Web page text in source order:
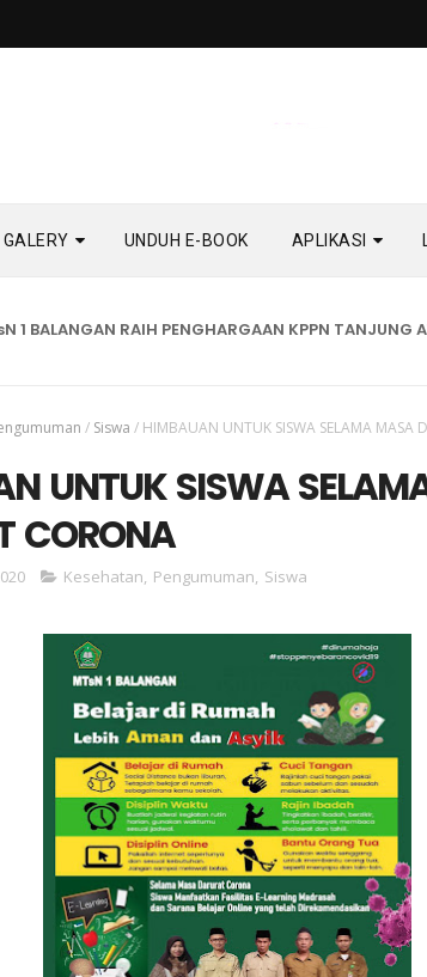
GALERY UNDUH E-BOOK APLIKASI
RAIH PENGHARGAAN KPPN TANJUNG
/ Siswa / HIMBAUAN UNTUK SISWA SELAMA MASA
UNTUK SISWA
CORONA
Kesehatan, Pengumuman, Siswa